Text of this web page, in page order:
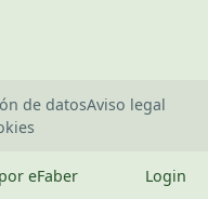
de datosAviso legal
eFaber Login